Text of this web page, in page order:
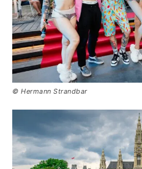
© Hermann Strandbar